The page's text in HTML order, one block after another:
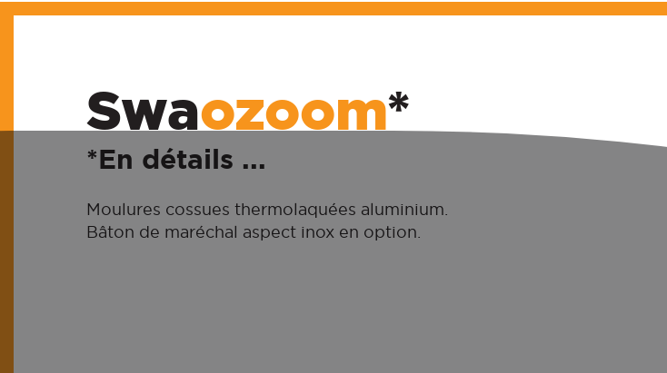
Swaozoom*
*En détails ...
Moulures cossues thermolaquées aluminium.
Bâton de maréchal aspect inox en option.